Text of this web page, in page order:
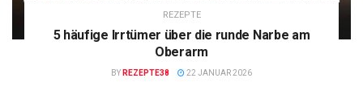
REZEPTE
5 häufige Irrtümer über die runde Narbe am
Oberarm
BY REZEPTE38 22 JANUAR 2026